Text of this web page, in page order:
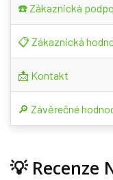
☎️ Zákaznická
📋 Zákaznická
📩 Kontakt
🔎 Závěrečné
💡 Recenze